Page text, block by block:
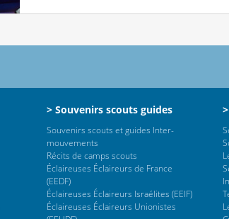
> Souvenirs scouts guides
Souvenirs scouts et guides Inter-
mouvements
Récits de camps scouts
Éclaireuses Éclaireurs de France
(EEDF)
Éclaireuses Éclaireurs Israélites (EEIF)
Éclaireuses Éclaireurs Unionistes